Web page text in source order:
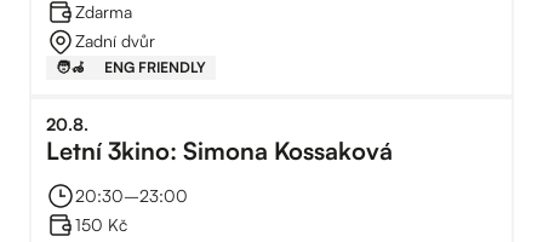
Zdarma
Zadní dvůr
🧑‍🦽 ENG FRIENDLY
20.8.
Letní 3kino: Simona Kossaková
20:30–⁠23:00
150 Kč